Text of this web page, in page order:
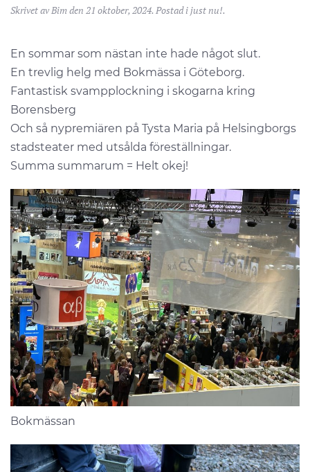
Skrivet avBimden 21 oktober, 2024. Postad ijust nu!.
En sommar som nästan inte hade något slut.
En trevlig helg med Bokmässa i Göteborg.
Fantastisk svampplockning i skogarna kring
Borensberg
Och så nypremiären på Tysta Maria på Helsingborgs
stadsteater med utsålda föreställningar.
Summa summarum = Helt okej!
Bokmässan